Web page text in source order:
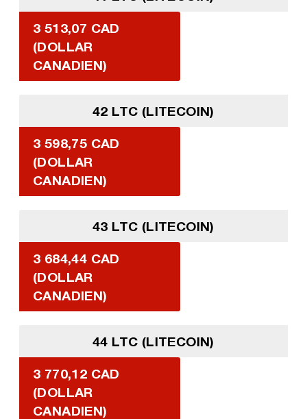
3 513,07 CAD
(DOLLAR
CANADIEN)
42 LTC (LITECOIN)
3 598,75 CAD
(DOLLAR
CANADIEN)
43 LTC (LITECOIN)
3 684,44 CAD
(DOLLAR
CANADIEN)
44 LTC (LITECOIN)
3 770,12 CAD
(DOLLAR
CANADIEN)